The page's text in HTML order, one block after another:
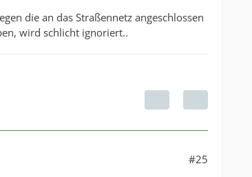
die an das Straßennetz angeschlossen
wird schlicht ignoriert..
#25